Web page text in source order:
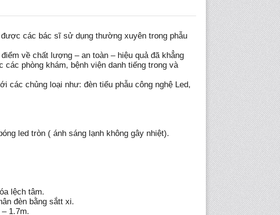
các bác sĩ sử dụng thường xuyên trong phẫu
về chất lượng – an toàn – hiệu quả đã khẳng
phòng khám, bệnh viện danh tiếng trong và
chủng loại như: đèn tiểu phẫu công nghệ Led,
led tròn ( ánh sáng lạnh không gây nhiệt).
lệch tâm.
đèn bằng sắtt xi.
1.7m.